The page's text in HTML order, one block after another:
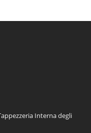
Interna degli